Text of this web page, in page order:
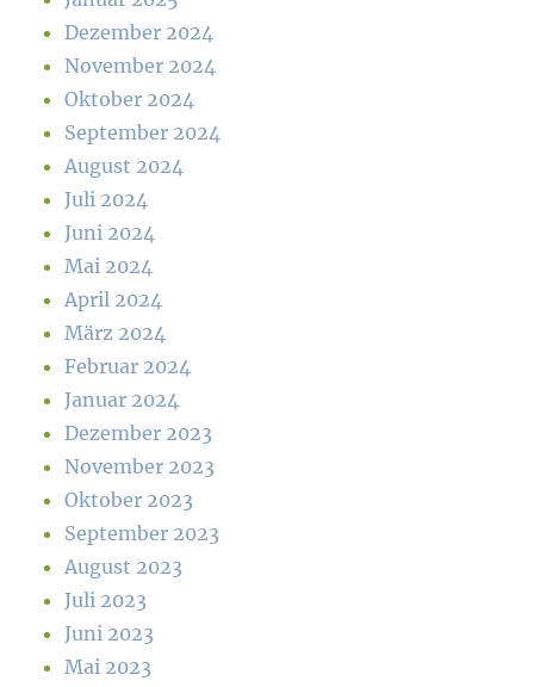
Dezember 2024
November 2024
Oktober 2024
September 2024
August 2024
Juli 2024
Juni 2024
Mai 2024
April 2024
März 2024
Februar 2024
Januar 2024
Dezember 2023
November 2023
Oktober 2023
September 2023
August 2023
Juli 2023
Juni 2023
Mai 2023